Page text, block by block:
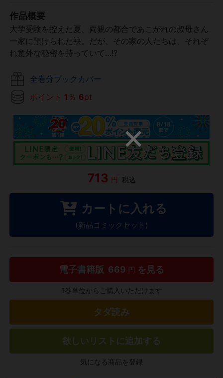
作品概要
大学受験を控えた夏、両親の都合であこがれの叔母さん
一家に預けられた袂。だが、その家の人たちは、それぞ
れ意外な秘密を持っていて…!?
全巻分ブックカバー
ポイント 1 ％ 6pt
713 円 税込
カートに入れる
(新品コミックセット)
電子書籍版 669 円 を見る
1巻単位からご購入いただけます
タダ読み
欲しいリストに追加する
気になる商品を登録